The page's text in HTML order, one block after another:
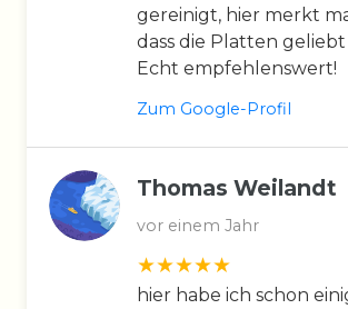
gereinigt, hier merkt
dass die Platten
Echt empfehlenswert!
Zum Google-Profil
Thomas Weilandt
vor einem Jahr
hier habe ich schon